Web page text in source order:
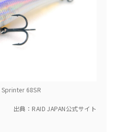
Sprinter 68SR
出典：RAID JAPAN公式サイト